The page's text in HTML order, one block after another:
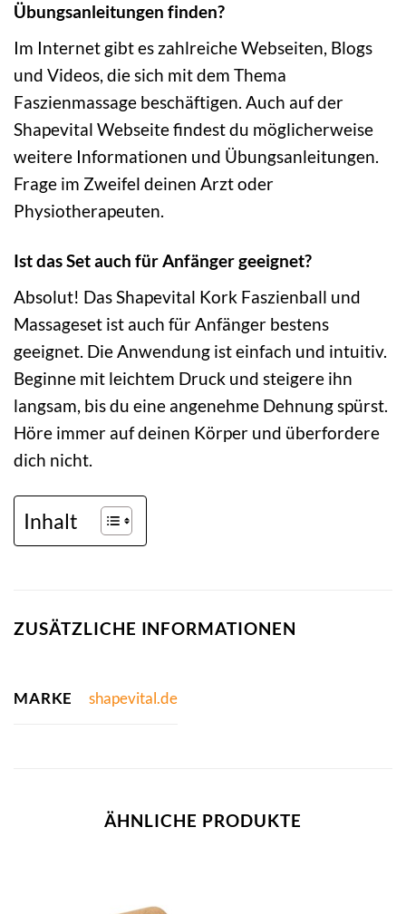
Übungsanleitungen finden?
Im Internet gibt es zahlreiche Webseiten, Blogs
und Videos, die sich mit dem Thema
Faszienmassage beschäftigen. Auch auf der
Shapevital Webseite findest du möglicherweise
weitere Informationen und Übungsanleitungen.
Frage im Zweifel deinen Arzt oder
Physiotherapeuten.
Ist das Set auch für Anfänger geeignet?
Absolut! Das Shapevital Kork Faszienball und
Massageset ist auch für Anfänger bestens
geeignet. Die Anwendung ist einfach und intuitiv.
Beginne mit leichtem Druck und steigere ihn
langsam, bis du eine angenehme Dehnung spürst.
Höre immer auf deinen Körper und überfordere
dich nicht.
Inhalt
ZUSÄTZLICHE INFORMATIONEN
MARKE shapevital.de
ÄHNLICHE PRODUKTE